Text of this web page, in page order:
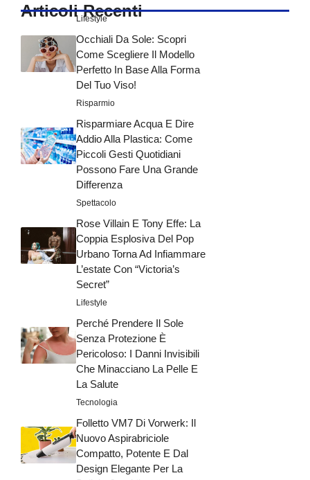
Articoli Recenti
Lifestyle
Occhiali Da Sole: Scopri
Come Scegliere Il Modello
Perfetto In Base Alla Forma
Del Tuo Viso!
Risparmio
Risparmiare Acqua E Dire
Addio Alla Plastica: Come
Piccoli Gesti Quotidiani
Possono Fare Una Grande
Differenza
Spettacolo
Rose Villain E Tony Effe: La
Coppia Esplosiva Del Pop
Urbano Torna Ad Infiammare
L’estate Con “Victoria’s
Secret”
Lifestyle
Perché Prendere Il Sole
Senza Protezione È
Pericoloso: I Danni Invisibili
Che Minacciano La Pelle E
La Salute
Tecnologia
Folletto VM7 Di Vorwerk: Il
Nuovo Aspirabriciole
Compatto, Potente E Dal
Design Elegante Per La